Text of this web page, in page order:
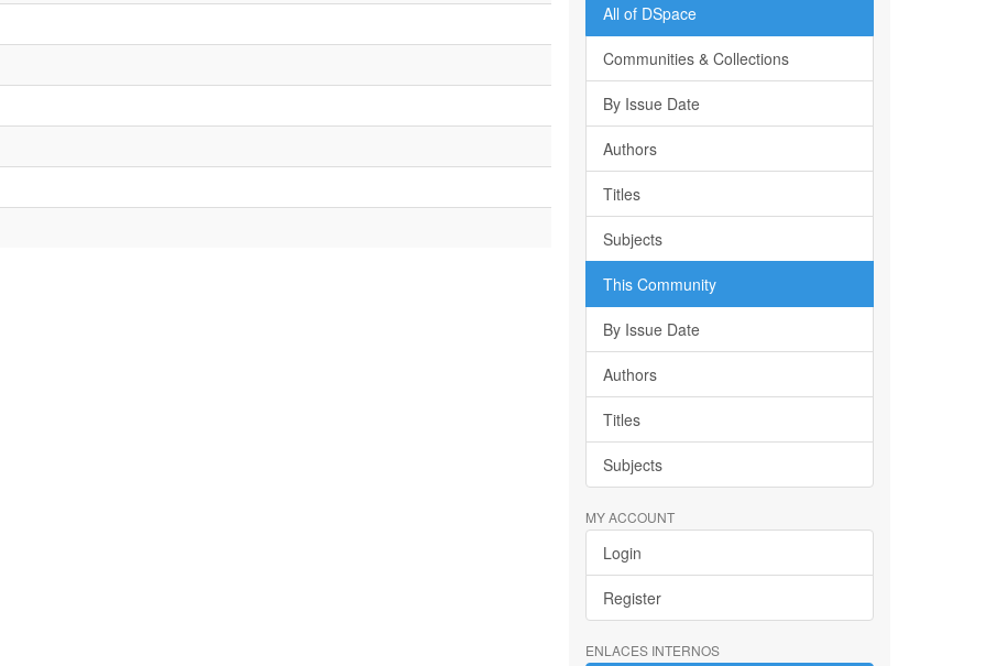
All of DSpace
Communities & Collections
By Issue Date
Authors
Titles
Subjects
This Community
By Issue Date
Authors
Titles
Subjects
MY ACCOUNT
Login
Register
ENLACES INTERNOS